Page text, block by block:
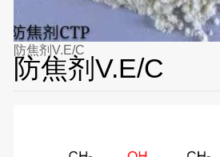
防焦剂V.E/C
防焦剂V.E/C